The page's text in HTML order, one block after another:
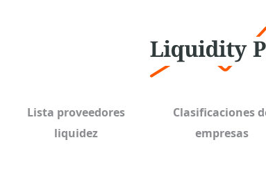
Lista proveedores
liquidez
Clasificaciones
empresas